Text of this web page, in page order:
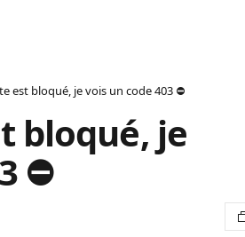
est bloqué, je vois un code 403 ⛔
bloqué, je
⛔